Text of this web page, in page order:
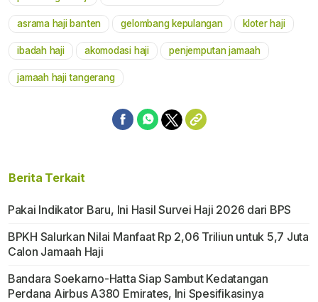
asrama haji banten gelombang kepulangan kloter haji
ibadah haji akomodasi haji penjemputan jamaah
jamaah haji tangerang
Berita Terkait
Pakai Indikator Baru, Ini Hasil Survei Haji 2026 dari BPS
BPKH Salurkan Nilai Manfaat Rp 2,06 Triliun untuk 5,7 Juta
Calon Jamaah Haji
Bandara Soekarno-Hatta Siap Sambut Kedatangan
Perdana Airbus A380 Emirates, Ini Spesifikasinya